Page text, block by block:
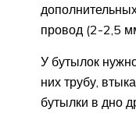
провод (2-2,5
У бутылок
них трубу,
бутылки в дно